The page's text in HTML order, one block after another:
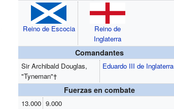
Reino de Escocia
Reino de
Inglaterra
Comandantes
Sir Archibald Douglas,
"Tyneman"†
Eduardo III de Inglaterra
Fuerzas en combate
13.000 9.000